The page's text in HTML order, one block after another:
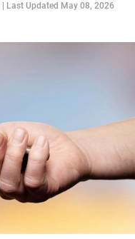
| Last Updated May 08, 2026